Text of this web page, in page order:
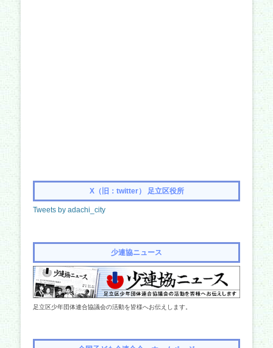
X（旧：twitter） 足立区役所
Tweets by adachi_city
少連協ニュース
足立区少年団体連合協議会の活動を皆様へお伝えします。